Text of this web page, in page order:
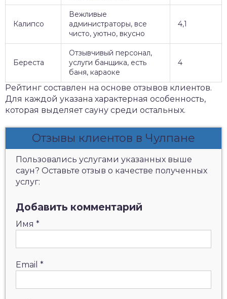
Калипсо
Вежливые
администраторы, все
чисто, уютно, вкусно
4,1
Береста
Отзывчивый персонал,
услуги банщика, есть
баня, караоке
4
Рейтинг составлен на основе отзывов клиентов.
Для каждой указана характерная особенность,
которая выделяет сауну среди остальных.
Отзывы клиентов в Чулпане
Пользовались услугами указанных выше
саун? Оставьте отзыв о качестве полученных
услуг:
Добавить комментарий
Имя *
Email *